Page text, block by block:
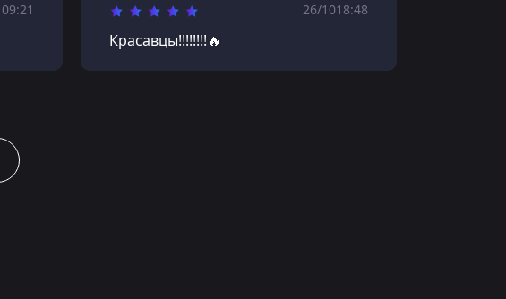
09:21 26/1018:48
Красавцы!!!!!!!!🔥